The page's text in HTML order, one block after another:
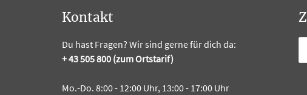
Kontakt
Du hast Fragen? Wir sind gerne für dich da:
+ 43 505 800 (zum Ortstarif)
Mo.-Do. 8:00 - 12:00 Uhr, 13:00 - 17:00 Uhr